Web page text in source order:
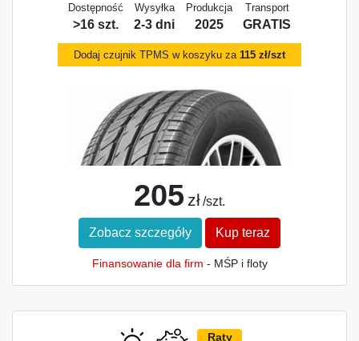
Dostępność
>16 szt.
Wysyłka
2-3 dni
Produkcja
2025
Transport
GRATIS
Dodaj czujnik TPMS w koszyku za 115 zł/szt
205 zł /szt.
Zobacz szczegóły Kup teraz
Finansowanie dla firm - MŚP i floty
Raty